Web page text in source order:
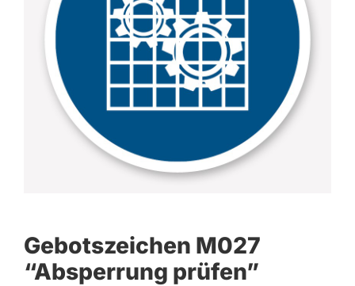
Gebotszeichen M027
“Absperrung prüfen”